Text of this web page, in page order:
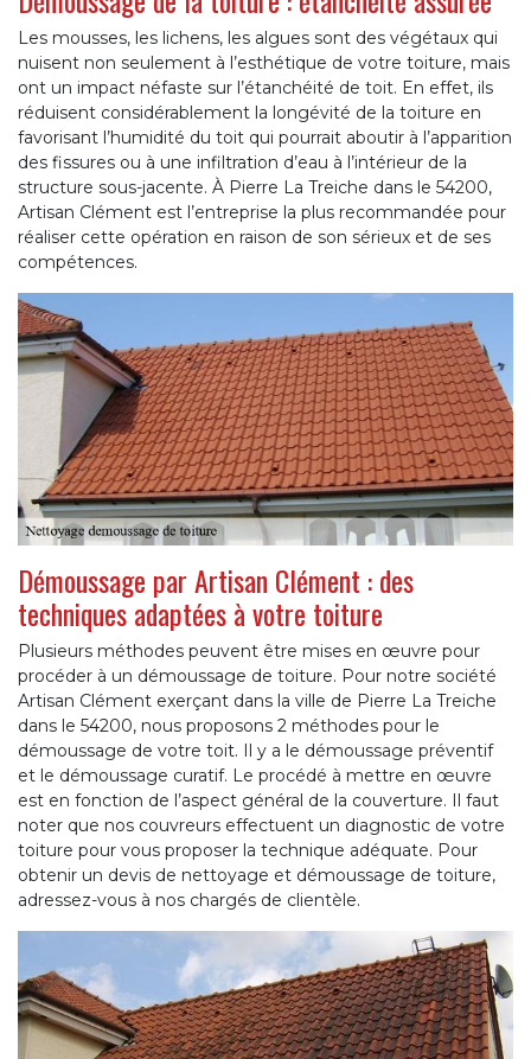
Les mousses, les lichens, les algues sont des végétaux qui
nuisent non seulement à l’esthétique de votre toiture, mais
ont un impact néfaste sur l’étanchéité de toit. En effet, ils
réduisent considérablement la longévité de la toiture en
favorisant l’humidité du toit qui pourrait aboutir à l’apparition
des fissures ou à une infiltration d’eau à l’intérieur de la
structure sous-jacente. À Pierre La Treiche dans le 54200,
Artisan Clément est l’entreprise la plus recommandée pour
réaliser cette opération en raison de son sérieux et de ses
compétences.
Démoussage par Artisan Clément : des
techniques adaptées à votre toiture
Plusieurs méthodes peuvent être mises en œuvre pour
procéder à un démoussage de toiture. Pour notre société
Artisan Clément exerçant dans la ville de Pierre La Treiche
dans le 54200, nous proposons 2 méthodes pour le
démoussage de votre toit. Il y a le démoussage préventif
et le démoussage curatif. Le procédé à mettre en œuvre
est en fonction de l’aspect général de la couverture. Il faut
noter que nos couvreurs effectuent un diagnostic de votre
toiture pour vous proposer la technique adéquate. Pour
obtenir un devis de nettoyage et démoussage de toiture,
adressez-vous à nos chargés de clientèle.